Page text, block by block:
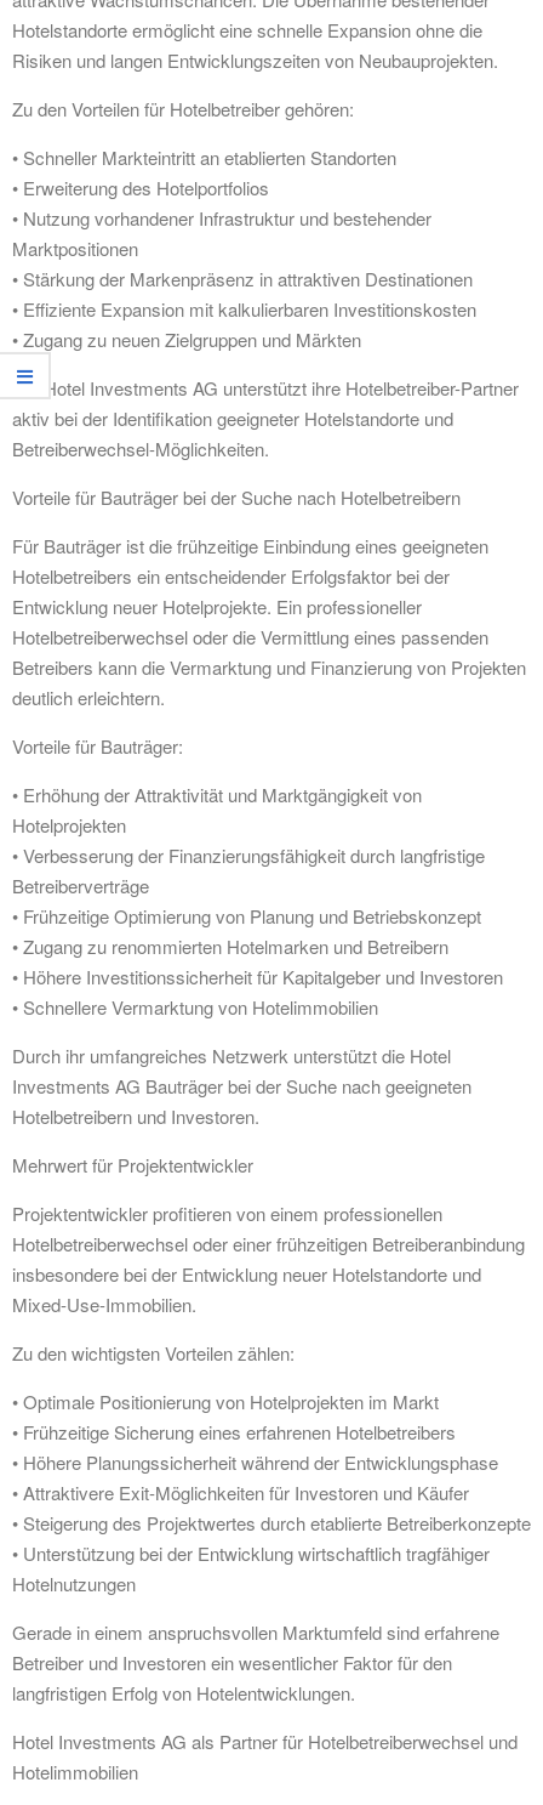
Hotelstandorte ermöglicht eine schnelle Expansion ohne die
Risiken und langen Entwicklungszeiten von Neubauprojekten.
Zu den Vorteilen für Hotelbetreiber gehören:
• Schneller Markteintritt an etablierten Standorten
• Erweiterung des Hotelportfolios
• Nutzung vorhandener Infrastruktur und bestehender
Marktpositionen
• Stärkung der Markenpräsenz in attraktiven Destinationen
• Effiziente Expansion mit kalkulierbaren Investitionskosten
• Zugang zu neuen Zielgruppen und Märkten
Die Hotel Investments AG unterstützt ihre Hotelbetreiber-Partner
aktiv bei der Identifikation geeigneter Hotelstandorte und
Betreiberwechsel-Möglichkeiten.
Vorteile für Bauträger bei der Suche nach Hotelbetreibern
Für Bauträger ist die frühzeitige Einbindung eines geeigneten
Hotelbetreibers ein entscheidender Erfolgsfaktor bei der
Entwicklung neuer Hotelprojekte. Ein professioneller
Hotelbetreiberwechsel oder die Vermittlung eines passenden
Betreibers kann die Vermarktung und Finanzierung von Projekten
deutlich erleichtern.
Vorteile für Bauträger:
• Erhöhung der Attraktivität und Marktgängigkeit von
Hotelprojekten
• Verbesserung der Finanzierungsfähigkeit durch langfristige
Betreiberverträge
• Frühzeitige Optimierung von Planung und Betriebskonzept
• Zugang zu renommierten Hotelmarken und Betreibern
• Höhere Investitionssicherheit für Kapitalgeber und Investoren
• Schnellere Vermarktung von Hotelimmobilien
Durch ihr umfangreiches Netzwerk unterstützt die Hotel
Investments AG Bauträger bei der Suche nach geeigneten
Hotelbetreibern und Investoren.
Mehrwert für Projektentwickler
Projektentwickler profitieren von einem professionellen
Hotelbetreiberwechsel oder einer frühzeitigen Betreiberanbindung
insbesondere bei der Entwicklung neuer Hotelstandorte und
Mixed-Use-Immobilien.
Zu den wichtigsten Vorteilen zählen:
• Optimale Positionierung von Hotelprojekten im Markt
• Frühzeitige Sicherung eines erfahrenen Hotelbetreibers
• Höhere Planungssicherheit während der Entwicklungsphase
• Attraktivere Exit-Möglichkeiten für Investoren und Käufer
• Steigerung des Projektwertes durch etablierte Betreiberkonzepte
• Unterstützung bei der Entwicklung wirtschaftlich tragfähiger
Hotelnutzungen
Gerade in einem anspruchsvollen Marktumfeld sind erfahrene
Betreiber und Investoren ein wesentlicher Faktor für den
langfristigen Erfolg von Hotelentwicklungen.
Hotel Investments AG als Partner für Hotelbetreiberwechsel und
Hotelimmobilien